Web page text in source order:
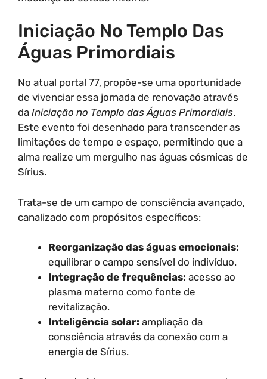
Iniciação No Templo Das
Águas Primordiais
No atual portal 77, propõe-se uma oportunidade
de vivenciar essa jornada de renovação através
da Iniciação no Templo das Águas Primordiais.
Este evento foi desenhado para transcender as
limitações de tempo e espaço, permitindo que a
alma realize um mergulho nas águas cósmicas de
Sírius.
Trata-se de um campo de consciência avançado,
canalizado com propósitos específicos:
Reorganização das águas emocionais:
equilibrar o campo sensível do indivíduo.
Integração de frequências: acesso ao
plasma materno como fonte de
revitalização.
Inteligência solar: ampliação da
consciência através da conexão com a
energia de Sírius.